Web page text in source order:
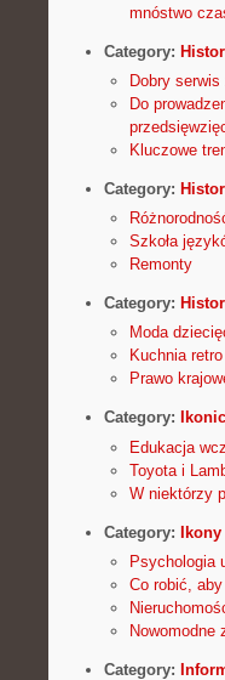
mnóstwo
Category:
Dobry
Do
Kluczowe
Category:
Szkoła
Remonty
Category:
Moda
Kuchnia
Prawo
Category:
Edukacja
Toyota i
W niektórzy
Category: Ikony
Psychologia
Co robić, aby
Nowomodne
Category: